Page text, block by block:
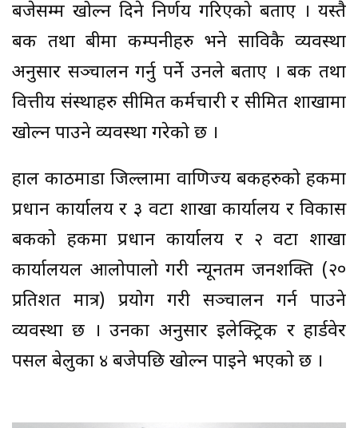
बजेसम्म खोल्न दिने निर्णय गरिएको बताए । यस्तै
बैंक तथा बीमा कम्पनीहरु भने साविकै व्यवस्था
अनुसार सञ्चालन गर्नु पर्ने उनले बताए । बैंक तथा
वित्तीय संस्थाहरु सीमित कर्मचारी र सीमित शाखामा
खोल्न पाउने व्यवस्था गरेको छ ।
हाल काठमाडौं जिल्लामा वाणिज्य बैंकहरुको हकमा
प्रधान कार्यालय र ३ वटा शाखा कार्यालय र विकास
बैंकको हकमा प्रधान कार्यालय र २ वटा शाखा
कार्यालयल आलोपालो गरी न्यूनतम जनशक्ति (२०
प्रतिशत मात्र) प्रयोग गरी सञ्चालन गर्न पाउने
व्यवस्था छ । उनका अनुसार इलेक्ट्रिक र हार्डवेर
पसल बेलुका ४ बजेपछि खोल्न पाइने भएको छ ।